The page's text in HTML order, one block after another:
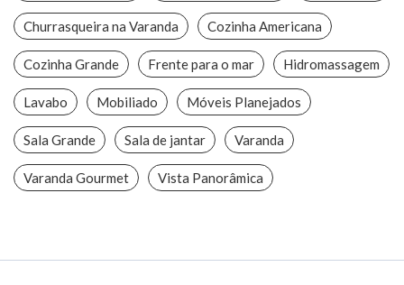
Churrasqueira na Varanda Cozinha Americana
Cozinha Grande Frente para o mar Hidromassagem
Lavabo Mobiliado Móveis Planejados
Sala Grande Sala de jantar Varanda
Varanda Gourmet Vista Panorâmica